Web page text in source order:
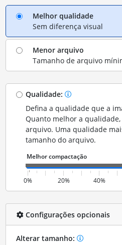
Melhor qualidade
Sem diferença visual
Menor arquivo
Tamanho de arquivo
Qualidade:
Defina a qualidade que a
Quanto melhor a
arquivo. Uma qualidade
tamanho do arquivo.
0% 20% 40%
Configurações opcionais
Alterar tamanho: